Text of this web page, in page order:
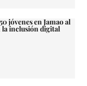
jóvenes en Jamao al
inclusión digital